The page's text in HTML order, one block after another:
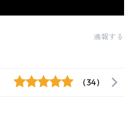
通報する
(34)